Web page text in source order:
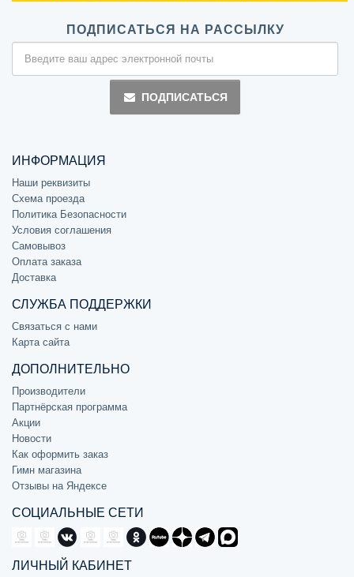
ПОДПИСАТЬСЯ НА РАССЫЛКУ
ПОДПИСАТЬСЯ
ИНФОРМАЦИЯ
Наши реквизиты
Схема проезда
Политика Безопасности
Условия соглашения
Самовывоз
Оплата заказа
Доставка
СЛУЖБА ПОДДЕРЖКИ
Связаться с нами
Карта сайта
ДОПОЛНИТЕЛЬНО
Производители
Партнёрская программа
Акции
Новости
Как оформить заказ
Гимн магазина
Отзывы на Яндексе
СОЦИАЛЬНЫЕ СЕТИ
ЛИЧНЫЙ КАБИНЕТ